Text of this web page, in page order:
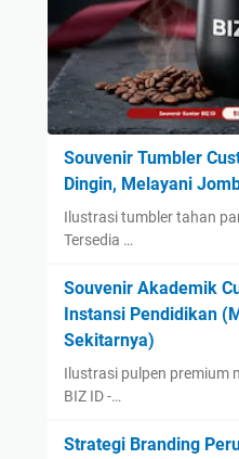
Souvenir Tumbler
Dingin, Melayani
Ilustrasi tumbler tahan
Tersedia …
Souvenir Akademik
Instansi Pendidikan
Sekitarnya)
Ilustrasi pulpen premium
BIZ ID -…
Strategi Branding